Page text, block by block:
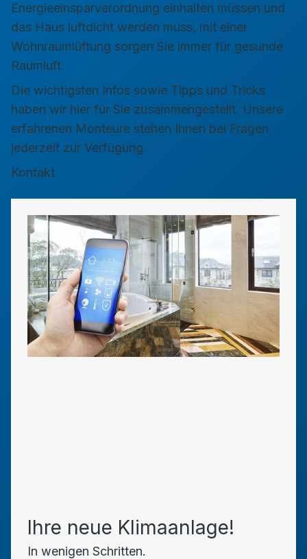
Energieeinsparverordnung einhalten müssen und
das Haus luftdicht werden muss, mit einer
Wohnraumlüftung sorgen Sie immer für gesunde
Raumluft.
Die wichtigsten Infos sowie Tipps und Tricks
haben wir hier für Sie zusammengestellt. Unsere
erfahrenen Monteure stehen Ihnen bei Fragen
jederzeit zur Verfügung.
Kontakt
Ihre neue Klimaanlage!
In wenigen Schritten.